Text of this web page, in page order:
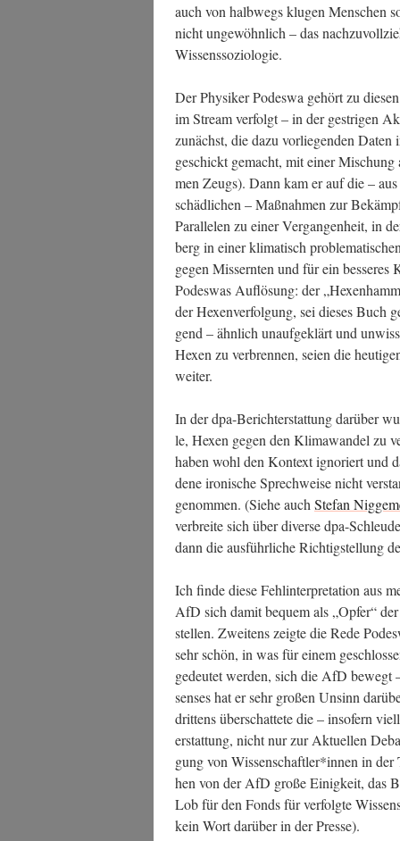
auch von halb­wegs klu­gen Men­schen
nicht unge­wöhn­lich – das
Wissenssoziologie.
Der Phy­si­ker Podes­wa gehört zu
im Stream ver­folgt – in der gest­ri­gen
zunächst, die dazu vor­lie­gen­den
geschickt gemacht, mit einer
men Zeugs). Dann kam er auf die –
schäd­li­chen – Maß­nah­men zur
Par­al­le­len zu einer Ver­gan­gen­heit, in
berg in einer kli­ma­tisch
gegen Miss­ern­ten und für ein
Podes­was Auf­lö­sung: der
der Hexen­ver­fol­gung, sei die­ses Buch
gend – ähn­lich unauf­ge­klärt und
Hexen zu ver­bren­nen, sei­en die
weiter.
In der dpa-Bericht­erstat­tung dar­über
le, Hexen gegen den Kli­ma­wan­del zu
haben wohl den Kon­text igno­riert und
de­ne iro­ni­sche Sprech­wei­se nicht
genom­men. (Sie­he auch Ste­fan
ver­brei­te sich über diver­se dpa-
dann die aus­führ­li­che Rich­tig­stel­lung
Ich fin­de die­se Fehl­in­ter­pre­ta­ti­on aus
AfD sich damit bequem als „Opfer“
stel­len. Zwei­tens zeig­te die Rede
sehr schön, in was für einem
gedeu­tet wer­den, sich die AfD
sen­ses hat er sehr gro­ßen Unsinn
drit­tens über­schat­te­te die – inso­fern
erstat­tung, nicht nur zur Aktu­el­len
gung von Wissenschaftler*innen in
hen von der AfD gro­ße Einig­keit, das
Lob für den Fonds für ver­folg­te
kein Wort dar­über in der Presse).